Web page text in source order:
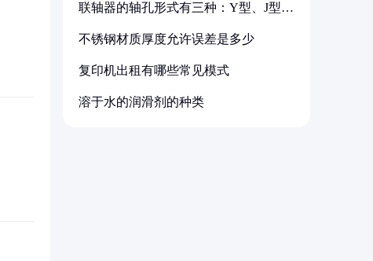
联轴器的轴孔形式有三种：Y型、J型、
不锈钢材质厚度允许误差是多少
复印机出租有哪些常见模式
溶于水的润滑剂的种类